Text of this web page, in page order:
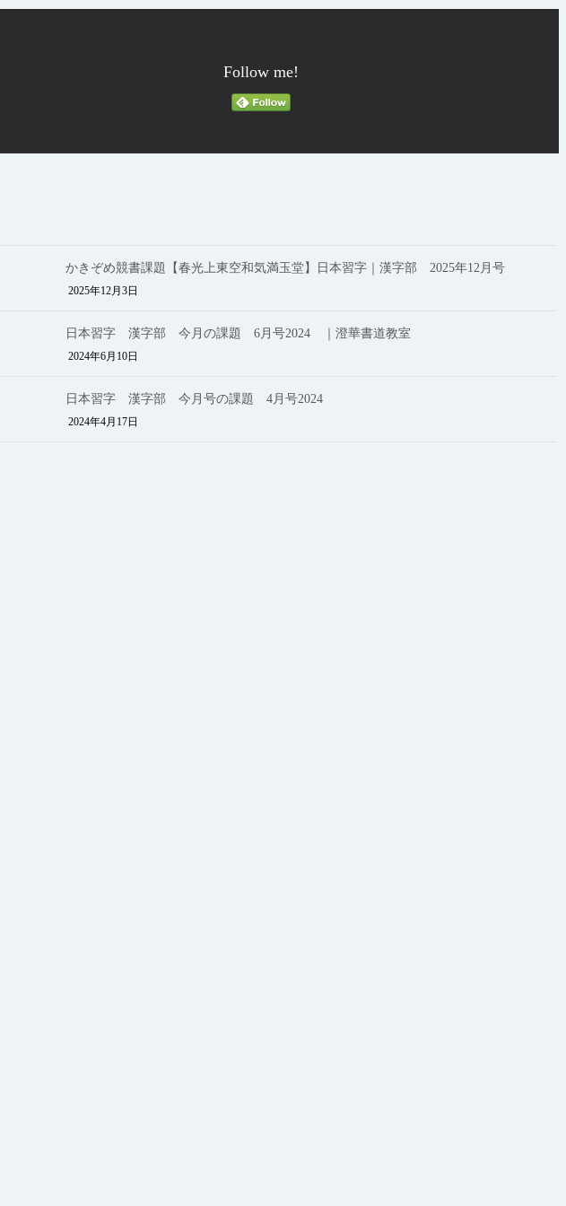
Follow me!
かきぞめ競書課題【春光上東空和気満玉堂】日本習字｜漢字部 2025年12月号
2025年12月3日
日本習字 漢字部 今月の課題 6月号2024 ｜澄華書道教室
2024年6月10日
日本習字 漢字部 今月号の課題 4月号2024
2024年4月17日